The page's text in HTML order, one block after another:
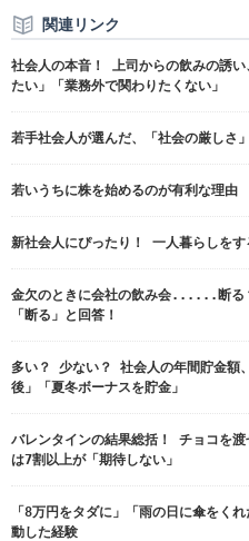
関連リンク
社会人の本音！ 上司からの飲みの誘
たい」「業務外で関わりたくない」
若手社会人が選んだ、「社会の厳しさ
若いうちに株を始めるのが有利な理由
新社会人にぴったり！ 一人暮らしを
金欠のときに会社の飲み会......断る
「断る」と回答！
多い？ 少ない？ 社会人の年間貯金額
後」「夏冬ボーナスを貯金」
バレンタインの結果総括！ チョコを
は7割以上が「期待しない」
「8万円をタダに」「雨の日に傘をく
動した経験